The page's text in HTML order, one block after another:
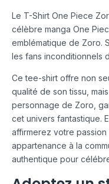
Le T-Shirt One Piece
célèbre manga One
emblématique de Zoro.
les fans inconditionnels
Ce tee-shirt offre non
qualité de son tissu,
personnage de Zoro,
cet univers fantastique.
affirmerez votre
appartenance à la
authentique pour